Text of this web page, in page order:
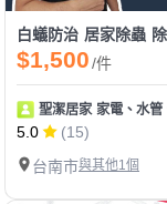
$1,500/件
聖潔居家 家電、水
5.0
(15)
台南市與其他1個